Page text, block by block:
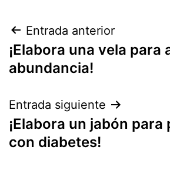
Navegación
de
Entrada anterior
¡Elabora una vela para
abundancia!
Entrada siguiente
¡Elabora un jabón para
con diabetes!